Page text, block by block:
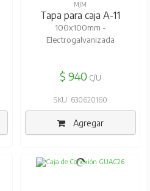
MJM
Tapa para caja A-11
100x100mm -
Electrogalvanizada
$ 940C/U
SKU: 630620160
Agregar